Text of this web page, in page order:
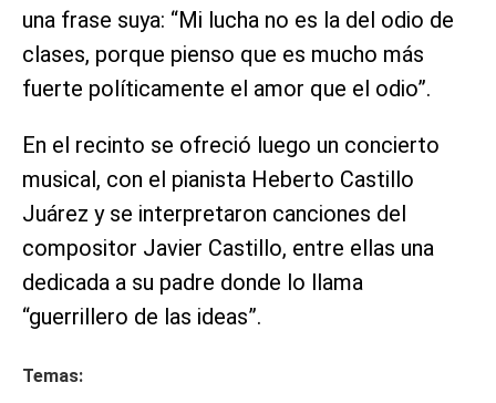
una frase suya: “Mi lucha no es la del odio de
clases, porque pienso que es mucho más
fuerte políticamente el amor que el odio”.
En el recinto se ofreció luego un concierto
musical, con el pianista Heberto Castillo
Juárez y se interpretaron canciones del
compositor Javier Castillo, entre ellas una
dedicada a su padre donde lo llama
“guerrillero de las ideas”.
Temas: